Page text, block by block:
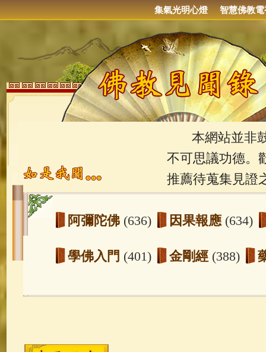
集氣光明心燈 智慧佛教電
本網站並非鼓
不可思議功德。
推薦待蒐集見證
阿彌陀佛 (636) 因果報應 (634)
學佛入門 (401) 金剛經 (388)
玉曆寶鈔(236) 地藏經(225)